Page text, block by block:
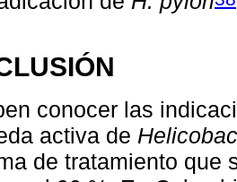
conocer las
activa de
de tratamiento que